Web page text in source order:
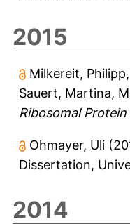
2015
Milkereit, Philipp,
Sauert, Martina,
Ribosomal
Ohmayer, Uli
Dissertation,
2014